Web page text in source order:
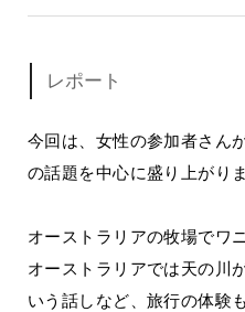
レポート
今回は、女性の参加者さん
の話題を中心に盛り上がり
オーストラリアの牧場でワ
オーストラリアでは天の川
いう話しなど、旅行の体験